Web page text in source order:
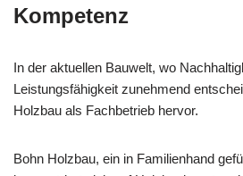
Kompetenz
In der aktuellen Bauwelt, wo
Leistungsfähigkeit zunehmend
Holzbau als Fachbetrieb hervor.
Bohn Holzbau, ein in Familienhand